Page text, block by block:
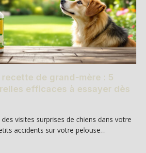
de grand-mère : 5
efficaces à essayer dès
visites surprises de chiens dans votre
accidents sur votre pelouse…